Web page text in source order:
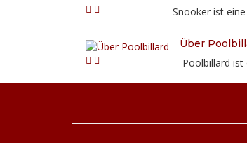
Snooker ist
Über
Poolbillard ist